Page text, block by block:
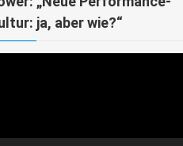
ja, aber wie?“